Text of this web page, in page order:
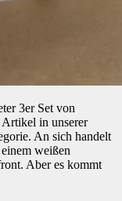
3er Set von
Artikel in unserer
An sich handelt
weißen
Aber es kommt